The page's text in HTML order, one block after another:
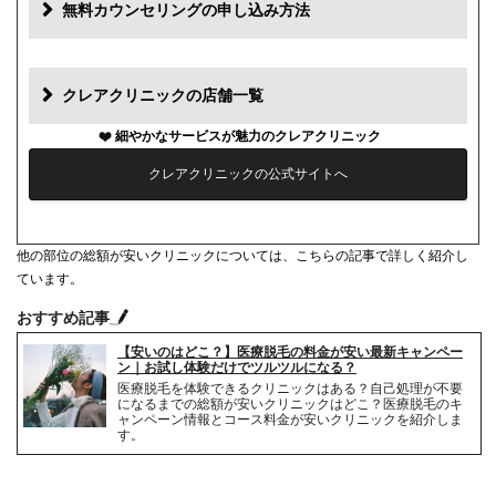
初診料 0円
再診料 0円
カウンセリング代 0円
0円
麻酔代
キャンセル料
解約事務手数料 無料
無料カウンセリングの申し込み方法
クレアクリニックの店舗一覧
細やかなサービスが魅力のクレアクリニック
クレアクリニックの公式サイトへ
他の部位の総額が安いクリニックについては、こちらの記事で詳しく紹介し
ています。
おすすめ記事
【安いのはどこ？】医療脱毛の料金が安い最新キャンペー
ン｜お試し体験だけでツルツルになる？
医療脱毛を体験できるクリニックはある？自己処理が不要
になるまでの総額が安いクリニックはどこ？医療脱毛のキ
ャンペーン情報とコース料金が安いクリニックを紹介しま
す。